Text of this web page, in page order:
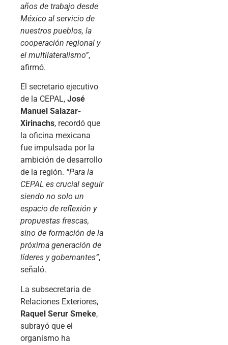
años de trabajo desde
México al servicio de
nuestros pueblos, la
cooperación regional y
el multilateralismo”,
afirmó.
El secretario ejecutivo
de la CEPAL, José
Manuel Salazar-
Xirinachs, recordó que
la oficina mexicana
fue impulsada por la
ambición de desarrollo
de la región. “Para la
CEPAL es crucial seguir
siendo no solo un
espacio de reflexión y
propuestas frescas,
sino de formación de la
próxima generación de
líderes y gobernantes”,
señaló.
La subsecretaria de
Relaciones Exteriores,
Raquel Serur Smeke,
subrayó que el
organismo ha